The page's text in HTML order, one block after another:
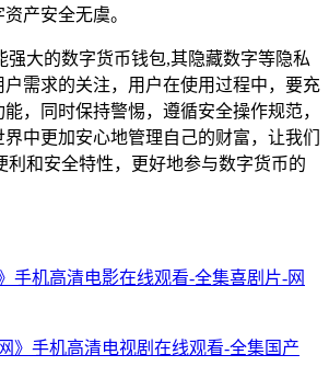
产安全无虞。
强大的数字货币钱包,其隐藏数字等隐私
需求的关注，用户在使用过程中，要充
，同时保持警惕，遵循安全操作规范，
中更加安心地管理自己的财富，让我们
利和安全特性，更好地参与数字货币的
手机高清电影在线观看-全集喜剧片-网
》手机高清电视剧在线观看-全集国产